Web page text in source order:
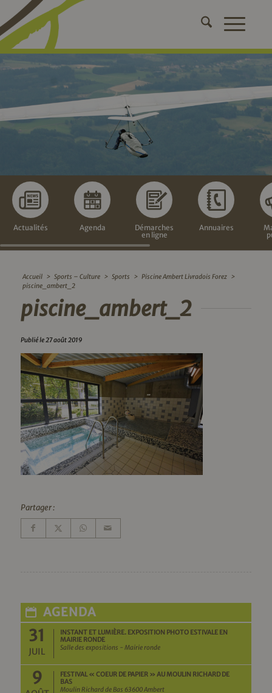
Actualités Agenda
Démarches
en ligne
Annuaires
Accueil > Sports – Culture > Sports > Piscine Ambert Livradois Forez >
piscine_ambert_2
piscine_ambert_2
Publié le 27 août 2019
Partager :
AGENDA
31
JUIL
INSTANT ET LUMIÈRE. EXPOSITION PHOTO ESTIVALE EN
MAIRIE RONDE
Salle des expositions - Mairie ronde
9
FESTIVAL « COEUR DE PAPIER » AU MOULIN RICHARD DE
BAS
Moulin Richard de Bas 63600 Ambert